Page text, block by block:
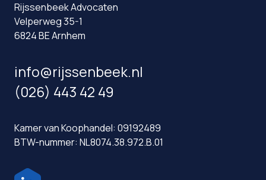
Rijssenbeek Advocaten
Velperweg 35-1
6824 BE Arnhem
info@rijssenbeek.nl
(026) 443 42 49
Kamer van Koophandel: 09192489
BTW-nummer: NL8074.38.972.B.01